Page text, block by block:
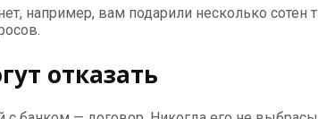
например, вам подарили несколько
отказать